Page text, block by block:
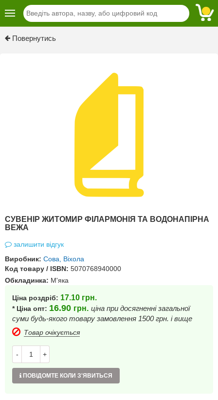
Повернутись
СУВЕНІР ЖИТОМИР ФІЛАРМОНІЯ ТА ВОДОНАПІРНА
ВЕЖА
залишити відгук
Виробник: Сова, Віхола
Код товару / ISBN: 5070768940000
Обкладинка: М'яка
Ціна роздріб: 17.10 грн.
* Ціна опт: 16.90 грн. ціна при досягненні загальної
суми будь-якого товару замовлення 1500 грн. і вище
Товар очікується
- +
ПОВІДОМТЕ КОЛИ З'ЯВИТЬСЯ